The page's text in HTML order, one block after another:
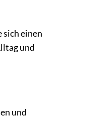
sich einen
und
und